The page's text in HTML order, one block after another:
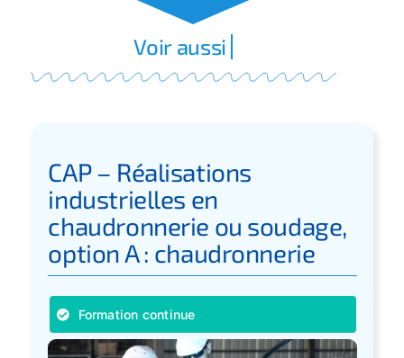
CAP – Réalisations
industrielles en
chaudronnerie ou soudage,
option A : chaudronnerie
Formation continue